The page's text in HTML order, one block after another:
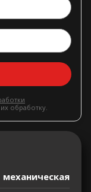
обработку.
механическая